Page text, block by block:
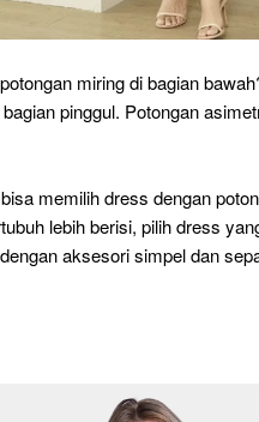
miring di bagian
pinggul. Potongan
memilih dress dengan
lebih berisi, pilih dress
aksesori simpel dan